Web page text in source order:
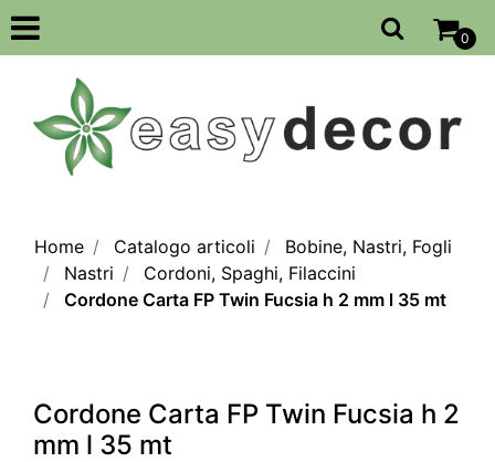
Open
0
Home Catalogo articoli
Bobine, Nastri, Fogli
Nastri
Cordoni, Spaghi, Filaccini
Cordone Carta FP Twin Fucsia h 2 mm l 35 mt
Cordone Carta FP Twin Fucsia h 2
mm l 35 mt